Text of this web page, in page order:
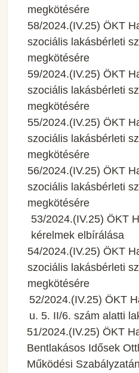
megkötésére
58/2024.(IV.25) ÖKT
szociális lakásbérleti
megkötésére
59/2024.(IV.25) ÖKT
szociális lakásbérleti
megkötésére
55/2024.(IV.25) ÖKT
szociális lakásbérleti
megkötésére
56/2024.(IV.25) ÖKT
szociális lakásbérleti
megkötésére
53/2024.(IV.25) ÖKT
kérelmek elbírálása
54/2024.(IV.25) ÖKT
szociális lakásbérleti
megkötésére
52/2024.(IV.25) ÖKT
u. 5. II/6. szám alatti
51/2024.(IV.25) ÖKT
Bentlakásos Idősek
Működési